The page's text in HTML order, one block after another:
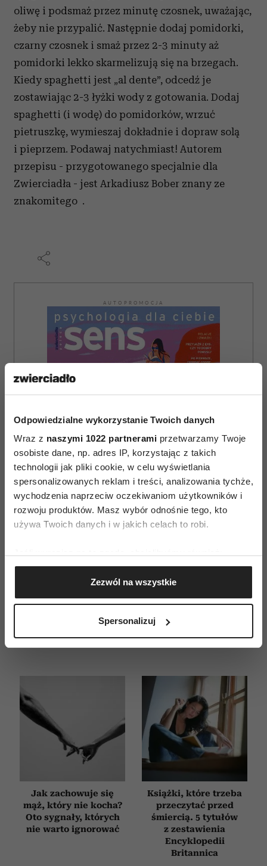
Odpowiedzialne wykorzystanie Twoich danych
Wraz z naszymi 1022 partnerami przetwarzamy Twoje
osobiste dane, np. adres IP, korzystając z takich
technologii jak pliki cookie, w celu wyświetlania
spersonalizowanych reklam i treści, analizowania tychże,
wychodzenia naprzeciw oczekiwaniom użytkowników i
rozwoju produktów. Masz wybór odnośnie tego, kto
używa Twoich danych i w jakich celach to robi.
Gromadzić dane dotyczące Twojej lokalizacji
geograficznej z dokładnością nawet do kilku metrów
Identyfikować Twoje urządzenie, aktywnie
(fingerprinting, czyli wirtualny odcisk palca)
zmienić lub wycofać swoją zgodę w dowolnej chwili.
Wykorzystujemy pliki cookie do spersonalizowania treści
i reklam, aby oferować funkcje społecznościowe i
analizować ruch w naszej witrynie. Informacje o tym, jak
korzystasz z naszej witryny, udostępniamy partnerom
otrzymanymi od Ciebie lub uzyskanymi podczas
korzystania z ich usług.
Zezwól na wszystkie
Spersonalizuj
oliwę i podsmaż przez minutę czosnek, uważając,
żeby nie przypalić. Następnie dodaj pomidorki,
czarny czosnek i smaż przez 2-3 minuty aż
pomidorki lekko skarmelizują się na brzegach.
Kiedy spaghetti jest „al dente”, odcedź je
zostawiając 2-3 łyżki wody z gotowania. Dodaj
spaghetti (i wodę) do pomidorków, wrzuć
pietruszkę, wymieszaj dokładnie i dopraw solą
i pieprzem. Podawaj natychmiast! Autorem
przepisu - przygotowanego specjalnie dla
Zwierciadła - jest Arkadiusz Bober znany ze
znakomitego .
AUTOPROMOCJA
E-WYDANIE
Jak zachowuje się
mąż, który nie kocha?
Oto sygnały, których
nie warto ignorować
Książki, które trzeba
przeczytać przed
śmiercią. 5 tytułów
z zestawienia
Encyklopedii
Britannica